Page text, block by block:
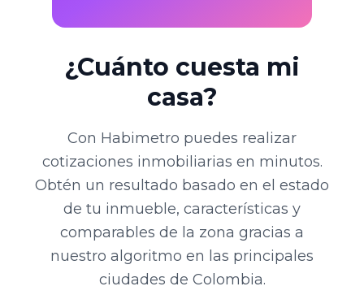
¿Cuánto cuesta mi
casa?
Con Habimetro puedes realizar
cotizaciones inmobiliarias en minutos.
Obtén un resultado basado en el estado
de tu inmueble, características y
comparables de la zona gracias a
nuestro algoritmo en las principales
ciudades de Colombia.